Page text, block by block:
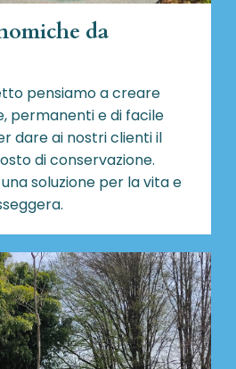
da
pensiamo a creare
permanenti e di facile
dare ai nostri clienti il
di conservazione.
soluzione per la vita e